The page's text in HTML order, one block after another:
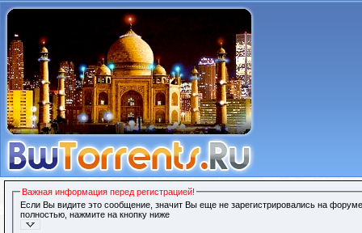
Важная информация перед регистрацией!
Если Вы видите это сообщение, значит Вы еще не зарегистрировались на
полностью, нажмите на кнопку ниже